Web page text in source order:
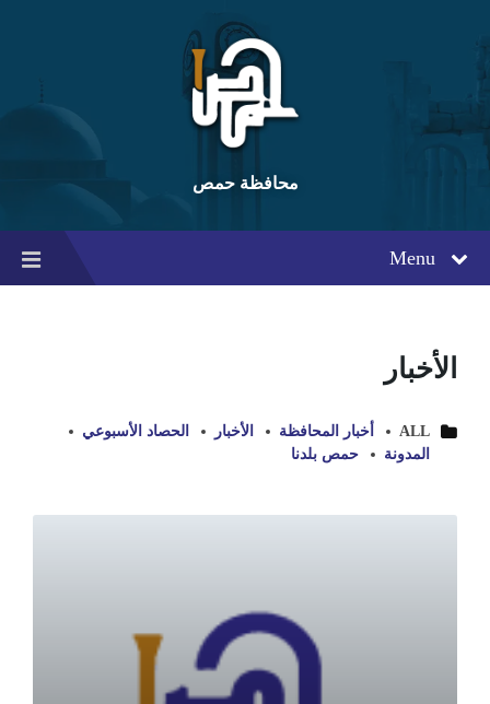
content
main
navigation
footer
محافظة حمص
Menu
الأخبار
ALL أخبار المحافظة الأخبار
الحصاد الأسبوعي
المدونة
حمص بلدنا